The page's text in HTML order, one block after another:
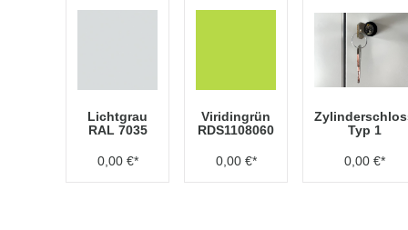
Lichtgrau
RAL 7035
0,00 €*
Viridingrün
RDS1108060
0,00 €*
Typ 1
0,00 €*